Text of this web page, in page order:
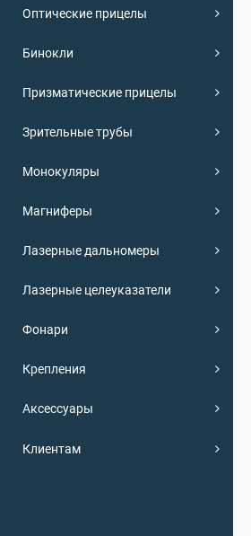
Оптические прицелы
Бинокли
Призматические прицелы
Зрительные трубы
Монокуляры
Магниферы
Лазерные дальномеры
Лазерные целеуказатели
Фонари
Крепления
Аксессуары
Клиентам